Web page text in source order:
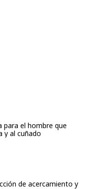
para el hombre que
y al cuñado
de acercamiento y